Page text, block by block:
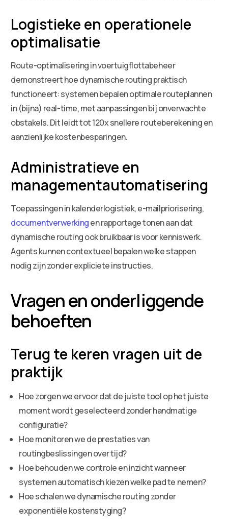
Logistieke en operationele
optimalisatie
Route-optimalisering in voertuigflottabeheer
demonstreert hoe dynamische routing praktisch
functioneert: systemen bepalen optimale routeplannen
in (bijna) real-time, met aanpassingen bij onverwachte
obstakels. Dit leidt tot 120x snellere routeberekening en
aanzienlijke kostenbesparingen.
Administratieve en
managementautomatisering
Toepassingen in kalenderlogistiek, e-mailpriorisering,
documentverwerkingen rapportage tonen aan dat
dynamische routing ook bruikbaar is voor kenniswerk.
Agents kunnen contextueel bepalen welke stappen
nodig zijn zonder expliciete instructies.
Vragen en onderliggende
behoeften
Terug te keren vragen uit de
praktijk
Hoe zorgen we ervoor dat de juiste tool op het juiste
moment wordt geselecteerd zonder handmatige
configuratie?
Hoe monitoren we de prestaties van
routingbeslissingen over tijd?
Hoe behouden we controle en inzicht wanneer
systemen automatisch kiezen welke pad te nemen?
Hoe schalen we dynamische routing zonder
exponentiële kostenstyging?